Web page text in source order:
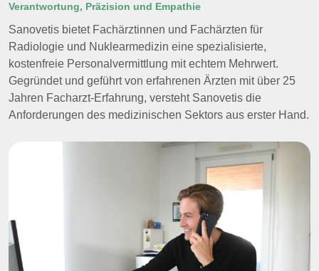
Verantwortung, Präzision und Empathie
Sanovetis bietet Fachärztinnen und Fachärzten für
Radiologie und Nuklearmedizin eine spezialisierte,
kostenfreie Personalvermittlung mit echtem Mehrwert.
Gegründet und geführt von erfahrenen Ärzten mit über 25
Jahren Facharzt-Erfahrung, versteht Sanovetis die
Anforderungen des medizinischen Sektors aus erster Hand.